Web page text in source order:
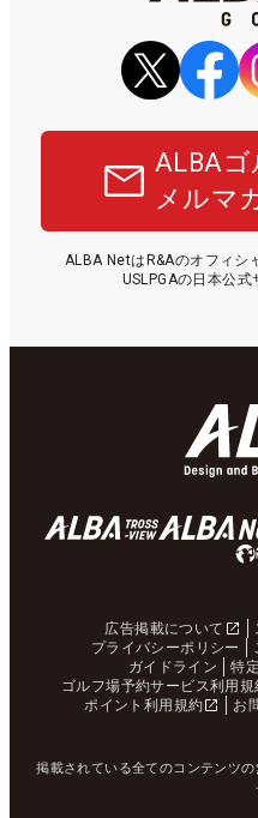
ALBA
メルマ
ALBA NetはR&Aのオフィシ
USLPGAの日本公式
広告掲載について
プライバシーポリシー
ガイドライン
特
ゴルフ場予約サービス利用規
ポイント利用規約
お
掲載されている全てのコンテンツ